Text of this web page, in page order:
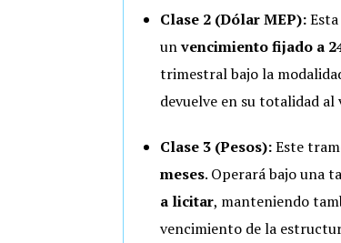
Clase 2 (Dólar MEP):Esta
unvencimiento fijado a
trimestral bajo la
devuelve en su totalidad
Clase 3 (Pesos):Este
meses. Operará bajo una
a licitar, manteniendo
vencimiento de la